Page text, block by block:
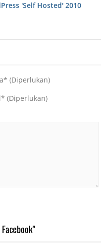
'Self Hosted' 2010
* (Diperlukan)
* (Diperlukan)